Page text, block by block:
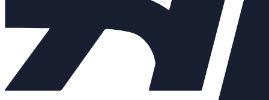
Задвижки
Клапаны предохранительные
+ Теплообменники
Балансировочные клапаны